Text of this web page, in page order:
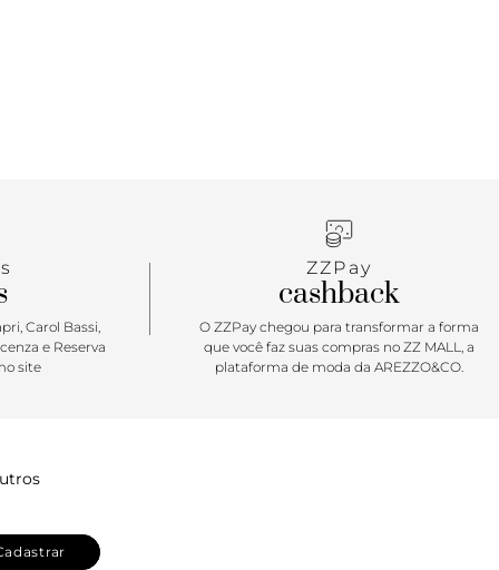
Carol Bassi,
e Reserva
site
ZZPay
cashback
O ZZPay chegou para transformar a forma
que você faz suas compras no ZZ MALL, a
plataforma de moda da AREZZO&CO.